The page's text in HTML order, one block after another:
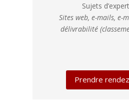
Sujets
Sites web, e-mails, e-
délivrabilité
Prendre